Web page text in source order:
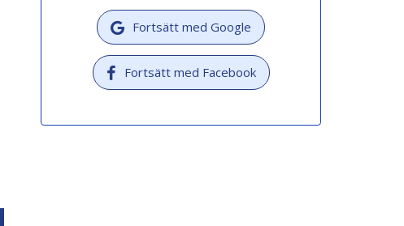
Fortsätt med Google
Fortsätt med Facebook